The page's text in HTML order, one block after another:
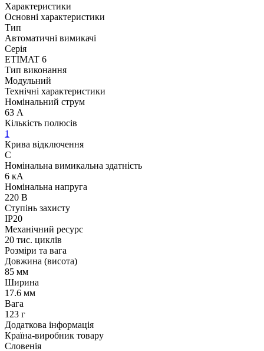
Характеристики
Основні характеристики
Тип
Автоматичні вимикачі
Серія
ETIMAT 6
Тип виконання
Модульний
Технічні характеристики
Номінальний струм
63 А
Кількість полюсів
1
Крива відключення
C
Номінальна вимикальна здатність
6 кА
Номінальна напруга
220 В
Ступінь захисту
IP20
Механічний ресурс
20 тис. циклів
Розміри та вага
Довжина (висота)
85 мм
Ширина
17.6 мм
Вага
123 г
Додаткова інформація
Країна-виробник товару
Словенія